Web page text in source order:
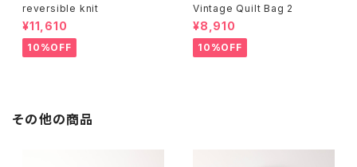
reversible knit
¥11,610
10%OFF
Vintage Quilt Bag 2
¥8,910
10%OFF
その他の商品